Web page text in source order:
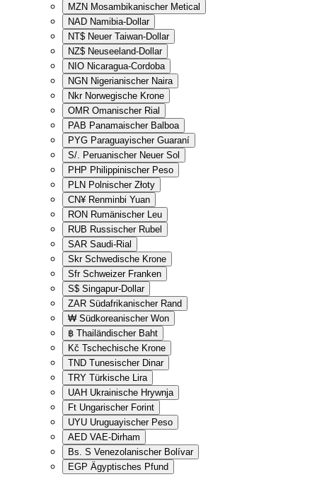
MZN Mosambikanischer Metical
NAD Namibia-Dollar
NT$ Neuer Taiwan-Dollar
NZ$ Neuseeland-Dollar
NIO Nicaragua-Cordoba
NGN Nigerianischer Naira
Nkr Norwegische Krone
OMR Omanischer Rial
PAB Panamaischer Balboa
PYG Paraguayischer Guaraní
S/. Peruanischer Neuer Sol
PHP Philippinischer Peso
PLN Polnischer Złoty
CN¥ Renminbi Yuan
RON Rumänischer Leu
RUB Russischer Rubel
SAR Saudi-Rial
Skr Schwedische Krone
Sfr Schweizer Franken
S$ Singapur-Dollar
ZAR Südafrikanischer Rand
₩ Südkoreanischer Won
฿ Thailändischer Baht
Kč Tschechische Krone
TND Tunesischer Dinar
TRY Türkische Lira
UAH Ukrainische Hrywnja
Ft Ungarischer Forint
UYU Uruguayischer Peso
AED VAE-Dirham
Bs. S Venezolanischer Bolívar
EGP Ägyptisches Pfund